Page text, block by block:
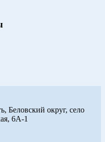
Беловский округ, село
6А-1